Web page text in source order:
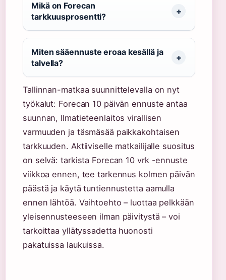
Mikä on Forecan
tarkkuusprosentti?
Miten sääennuste eroaa kesällä ja
talvella?
Tallinnan-matkaa suunnittelevalla on nyt
työkalut: Forecan 10 päivän ennuste antaa
suunnan, Ilmatieteenlaitos virallisen
varmuuden ja täsmäsää paikkakohtaisen
tarkkuuden. Aktiiviselle matkailijalle suositus
on selvä: tarkista Forecan 10 vrk -ennuste
viikkoa ennen, tee tarkennus kolmen päivän
päästä ja käytä tuntiennustetta aamulla
ennen lähtöä. Vaihtoehto – luottaa pelkkään
yleisennusteeseen ilman päivitystä – voi
tarkoittaa yllätyssadetta huonosti
pakatuissa laukuissa.